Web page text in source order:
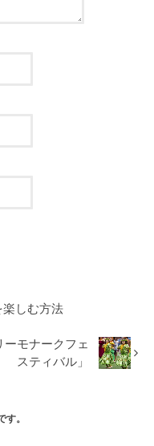
楽しむ方法
モナークフェ
スティバル」
す。